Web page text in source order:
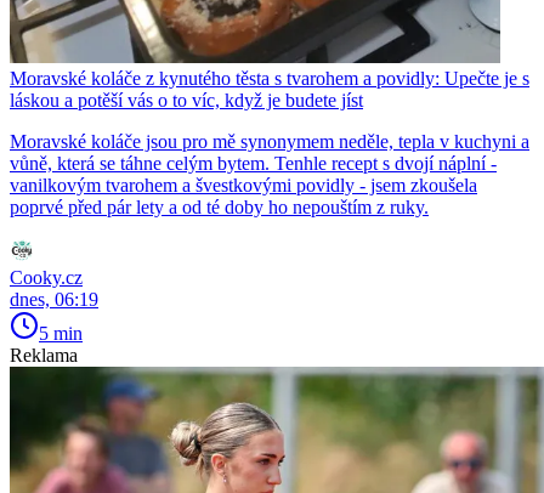
Moravské koláče z kynutého těsta s tvarohem a povidly: Upečte je s
láskou a potěší vás o to víc, když je budete jíst
Moravské koláče jsou pro mě synonymem neděle, tepla v kuchyni a
vůně, která se táhne celým bytem. Tenhle recept s dvojí náplní -
vanilkovým tvarohem a švestkovými povidly - jsem zkoušela
poprvé před pár lety a od té doby ho nepouštím z ruky.
Cooky.cz
dnes, 06:19
5 min
Reklama